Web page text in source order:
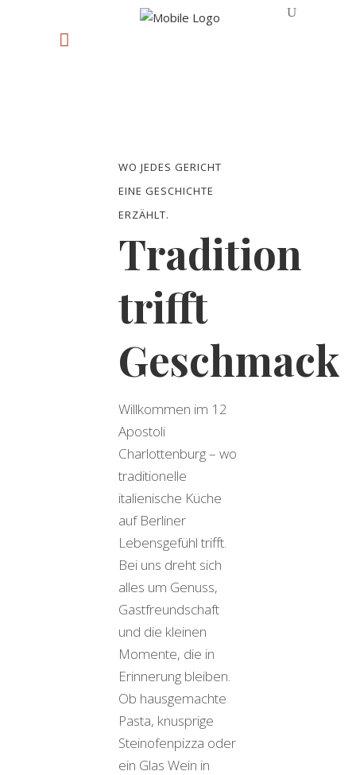
WO JEDES GERICHT
EINE GESCHICHTE
ERZÄHLT.
Tradition
trifft
Geschmack
Willkommen im 12
Apostoli
Charlottenburg – wo
traditionelle
italienische Küche
auf Berliner
Lebensgefühl trifft.
Bei uns dreht sich
alles um Genuss,
Gastfreundschaft
und die kleinen
Momente, die in
Erinnerung bleiben.
Ob hausgemachte
Pasta, knusprige
Steinofenpizza oder
ein Glas Wein in